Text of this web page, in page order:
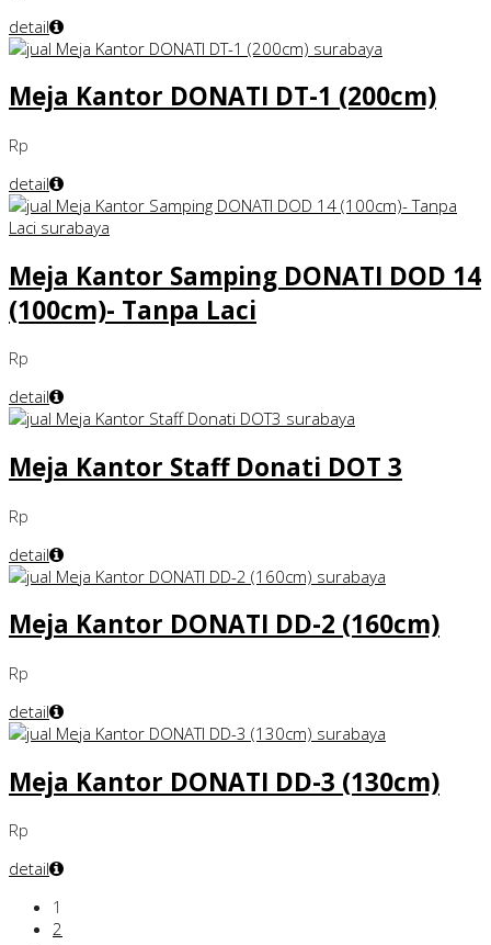
detail
Meja Kantor DONATI DT-1 (200cm)
Rp
detail
Meja Kantor Samping DONATI DOD 14
(100cm)- Tanpa Laci
Rp
detail
Meja Kantor Staff Donati DOT 3
Rp
detail
Meja Kantor DONATI DD-2 (160cm)
Rp
detail
Meja Kantor DONATI DD-3 (130cm)
Rp
detail
1
2